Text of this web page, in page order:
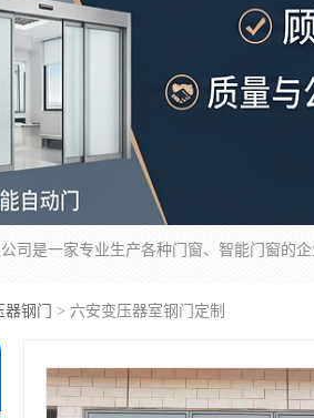
钢门 > 六安变压器室钢门定制